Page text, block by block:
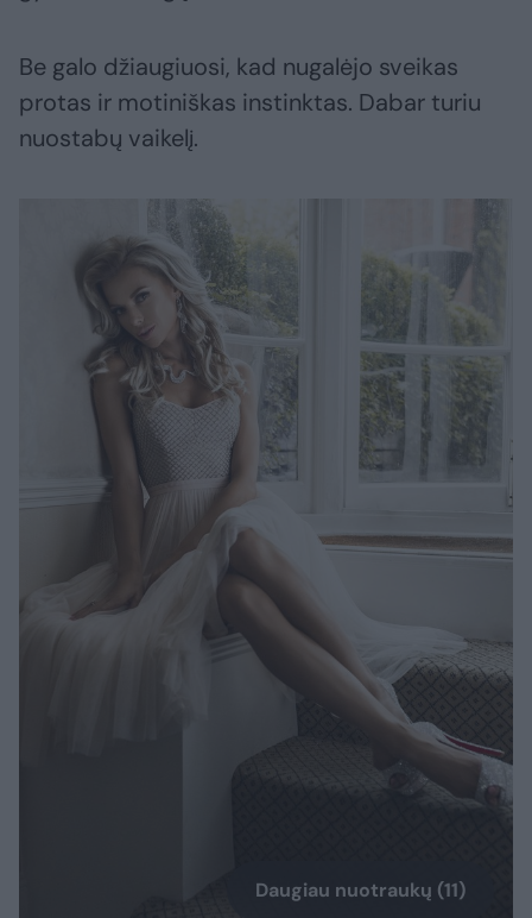
Be galo džiaugiuosi, kad nugalėjo sveikas
protas ir motiniškas instinktas. Dabar turiu
nuostabų vaikelį.
Daugiau nuotraukų (11)